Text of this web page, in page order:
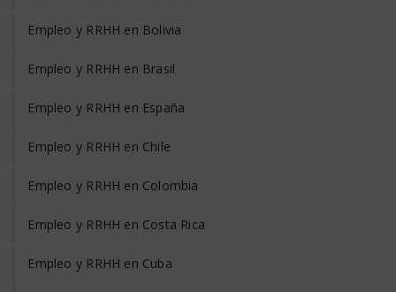
Empleo y RRHH en Bolivia
Empleo y RRHH en Brasil
Empleo y RRHH en España
Empleo y RRHH en Chile
Empleo y RRHH en Colombia
Empleo y RRHH en Costa Rica
Empleo y RRHH en Cuba